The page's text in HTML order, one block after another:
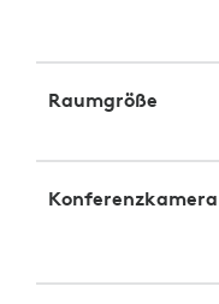
Raumgröße
Konferenzkamera